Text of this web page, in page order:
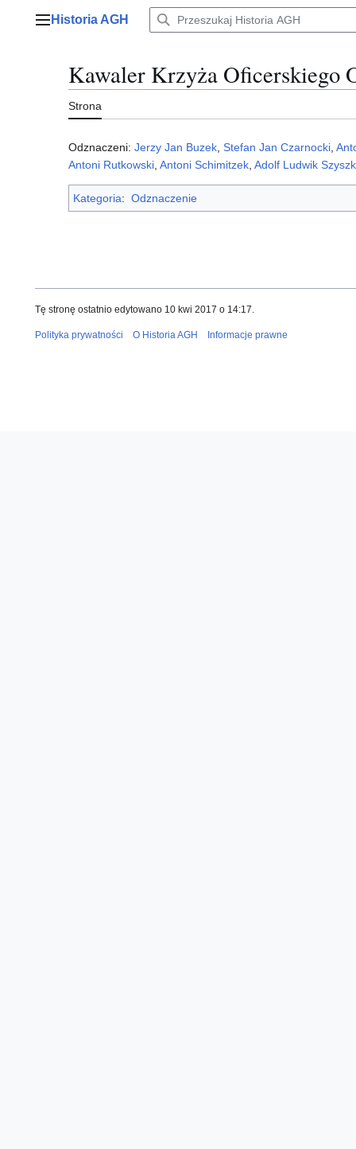
Menu główne
Historia AGH
Kawaler Krzyża Oficerskiego
Strona
Odznaczeni: Jerzy Jan Buzek Stefan Jan Czarnocki
Antoni Rutkowski Antoni Schimitzek Adolf Ludwik
Kategoria: Odznaczenie
Tę stronę ostatnio edytowano 10 kwi 2017 o 14:17.
Polityka prywatności O Historia AGH Informacje prawne